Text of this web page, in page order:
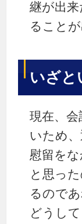
継が出
ることが
いざと
現在、
いため
慰留を
と思っ
るので
どうし